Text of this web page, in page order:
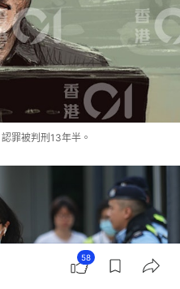
罪被判刑13年半。
58